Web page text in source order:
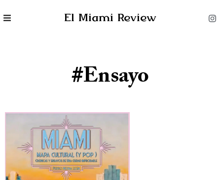
El Miami Review
#ensayo